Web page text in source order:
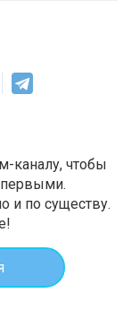
каналу, чтобы
первыми.
и по существу.